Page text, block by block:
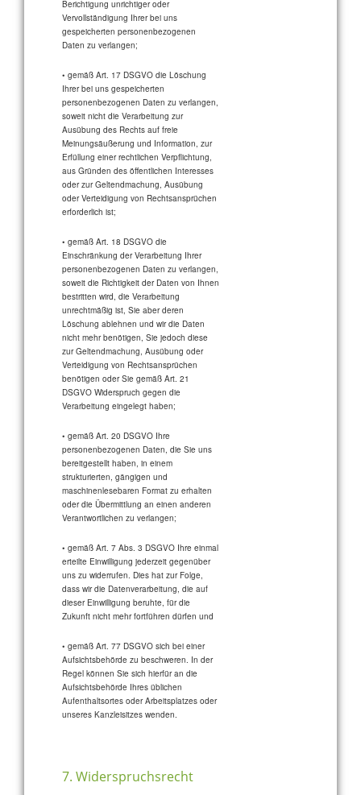
Berichtigung unrichtiger oder
Vervollständigung Ihrer bei uns
gespeicherten personenbezogenen
Daten zu verlangen;
• gemäß Art. 17 DSGVO die Löschung
Ihrer bei uns gespeicherten
personenbezogenen Daten zu verlangen,
soweit nicht die Verarbeitung zur
Ausübung des Rechts auf freie
Meinungsäußerung und Information, zur
Erfüllung einer rechtlichen Verpflichtung,
aus Gründen des öffentlichen Interesses
oder zur Geltendmachung, Ausübung
oder Verteidigung von Rechtsansprüchen
erforderlich ist;
• gemäß Art. 18 DSGVO die
Einschränkung der Verarbeitung Ihrer
personenbezogenen Daten zu verlangen,
soweit die Richtigkeit der Daten von Ihnen
bestritten wird, die Verarbeitung
unrechtmäßig ist, Sie aber deren
Löschung ablehnen und wir die Daten
nicht mehr benötigen, Sie jedoch diese
zur Geltendmachung, Ausübung oder
Verteidigung von Rechtsansprüchen
benötigen oder Sie gemäß Art. 21
DSGVO Widerspruch gegen die
Verarbeitung eingelegt haben;
• gemäß Art. 20 DSGVO Ihre
personenbezogenen Daten, die Sie uns
bereitgestellt haben, in einem
strukturierten, gängigen und
maschinenlesebaren Format zu erhalten
oder die Übermittlung an einen anderen
Verantwortlichen zu verlangen;
• gemäß Art. 7 Abs. 3 DSGVO Ihre einmal
erteilte Einwilligung jederzeit gegenüber
uns zu widerrufen. Dies hat zur Folge,
dass wir die Datenverarbeitung, die auf
dieser Einwilligung beruhte, für die
Zukunft nicht mehr fortführen dürfen und
• gemäß Art. 77 DSGVO sich bei einer
Aufsichtsbehörde zu beschweren. In der
Regel können Sie sich hierfür an die
Aufsichtsbehörde Ihres üblichen
Aufenthaltsortes oder Arbeitsplatzes oder
unseres Kanzleisitzes wenden.
7. Widerspruchsrecht